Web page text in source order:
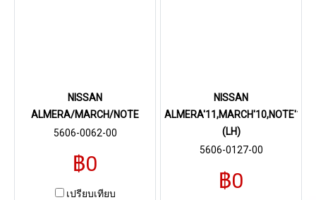
NISSAN
ALMERA/MARCH/NOTE
5606-0062-00
฿0
เปรียบเทียบ
NISSAN
ALMERA'11,MARCH'10,NOTE'17
(LH)
5606-0127-00
฿0